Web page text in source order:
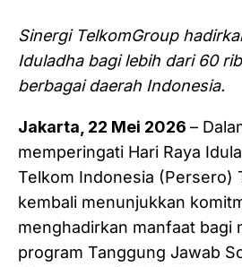
Sinergi TelkomGroup
Iduladha bagi lebih dari 60
berbagai daerah Indonesia.
Jakarta, 22 Mei 2026 –
memperingati Hari Raya
Telkom Indonesia (Persero)
kembali menunjukkan
menghadirkan manfaat bagi
program Tanggung Jawab